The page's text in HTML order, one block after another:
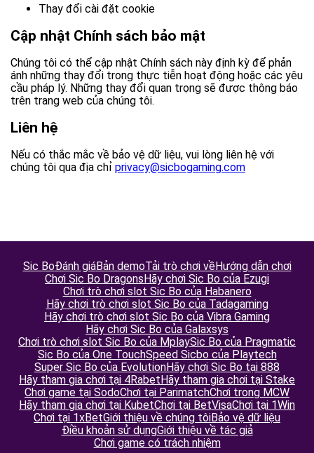
Thay đổi cài đặt cookie
Cập nhật Chính sách bảo mật
Chúng tôi có thể cập nhật Chính sách này định kỳ để phản
ánh những thay đổi trong thực tiễn hoạt động hoặc các yêu
cầu pháp lý. Những thay đổi quan trọng sẽ được thông báo
trên trang web của chúng tôi.
Liên hệ
Nếu có thắc mắc về bảo vệ dữ liệu, vui lòng liên hệ với
chúng tôi qua địa chỉ privacy@sicbogaming.com
Sic BoĐánh giáBản demoTải trò chơi vềHướng dẫn chơi
Chơi Sic Bo DragonsHãy chơi Sic Bo của Ezugi
Chơi trò chơi slot Sic Bo của Habanero
Hãy chơi trò chơi slot Sic Bo của Tadagaming
Hãy chơi trò chơi slot Sic Bo của Vibra Gaming
Hãy chơi Sic Bo của Galaxsys
Chơi trò chơi slot Sic Bo của MplaySic Bo của Pragmatic
Sic Bo của One TouchSpeed Sicbo của Playtech
Super Sic Bo của EvolutionHãy chơi Sic Bo tại 888
Hãy tham gia chơi tại 4RabetHãy tham gia chơi tại Stake
Chơi game tại SodoChơi tại ParimatchChơi trong MCW
Hãy tham gia chơi tại KubetChơi tại BetVisaChơi tại 1Win
Chơi tại 1xBetGiới thiệu về chúng tôiBảo vệ dữ liệu
Điều khoản sử dụngGiới thiệu về tác giả
Chơi game có trách nhiệm